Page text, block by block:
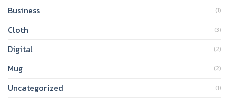
Business (1)
Cloth (3)
Digital (2)
Mug (2)
Uncategorized (1)